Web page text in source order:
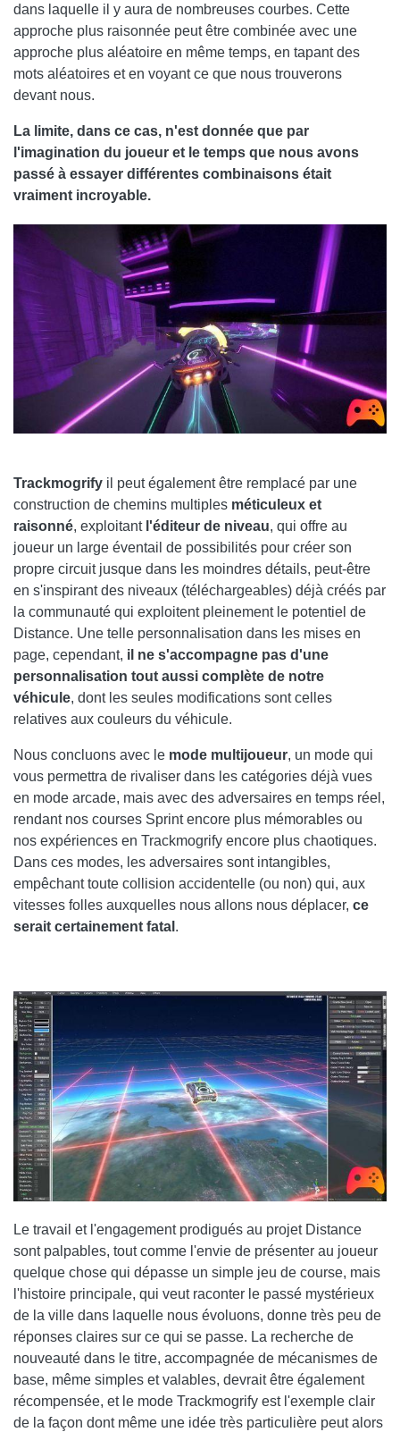
dans laquelle il y aura de nombreuses courbes. Cette
approche plus raisonnée peut être combinée avec une
approche plus aléatoire en même temps, en tapant des
mots aléatoires et en voyant ce que nous trouverons
devant nous.
La limite, dans ce cas, n'est donnée que par
l'imagination du joueur et le temps que nous avons
passé à essayer différentes combinaisons était
vraiment incroyable.
Trackmogrify il peut également être remplacé par une
construction de chemins multiples méticuleux et
raisonné, exploitant l'éditeur de niveau, qui offre au
joueur un large éventail de possibilités pour créer son
propre circuit jusque dans les moindres détails, peut-être
en s'inspirant des niveaux (téléchargeables) déjà créés par
la communauté qui exploitent pleinement le potentiel de
Distance. Une telle personnalisation dans les mises en
page, cependant, il ne s'accompagne pas d'une
personnalisation tout aussi complète de notre
véhicule, dont les seules modifications sont celles
relatives aux couleurs du véhicule.
Nous concluons avec le mode multijoueur, un mode qui
vous permettra de rivaliser dans les catégories déjà vues
en mode arcade, mais avec des adversaires en temps réel,
rendant nos courses Sprint encore plus mémorables ou
nos expériences en Trackmogrify encore plus chaotiques.
Dans ces modes, les adversaires sont intangibles,
empêchant toute collision accidentelle (ou non) qui, aux
vitesses folles auxquelles nous allons nous déplacer, ce
serait certainement fatal .
Le travail et l'engagement prodigués au projet Distance
sont palpables, tout comme l'envie de présenter au joueur
quelque chose qui dépasse un simple jeu de course, mais
l'histoire principale, qui veut raconter le passé mystérieux
de la ville dans laquelle nous évoluons, donne très peu de
réponses claires sur ce qui se passe. La recherche de
nouveauté dans le titre, accompagnée de mécanismes de
base, même simples et valables, devrait être également
récompensée, et le mode Trackmogrify est l'exemple clair
de la façon dont même une idée très particulière peut alors